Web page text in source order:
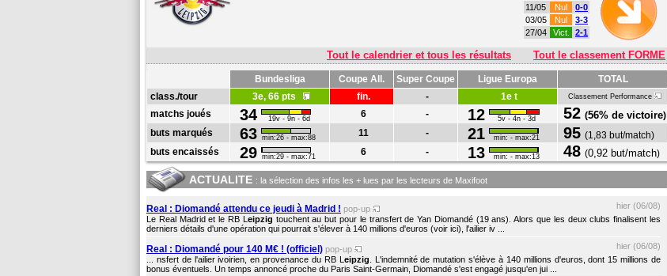
11/05
Nul
0-0
03/05
Nul
3-3
27/04
Vict. 2-1
Tout le calendrier et tous les résultats Tout le classement FORME
Bundesliga Coupe All. Super Coupe Ligue Europa
TOTAL
class./tour
3e, 66 pts fin. - 1e t Classement Performance
matchs joués 34 19v - 9n - 6d 6 - 12 5v - 4n - 3d 52 (56% de victoire)
buts marqués
63 min:26 - max:88 11 - 21 min: - max:21 95 (1,83 but/match)
buts encaissés
29 min:29 - max:71 6 - 13 min: - max:13 48 (0,92 but/match)
ACTUALITE : la sélection des infos les + lues par les lecteurs de Maxifoot
Real : Diomandé attendu ce jeudi à Madrid ! pop-up
hier (06/08)
Le Real Madrid et le RB L eipzig touchent au but pour le transfert de Yan Diomandé (19 ans). Alors que les deux clubs finalisent les
derniers détails d'une opération qui pourrait s'élever à 140 millions d'euros (voir ici), l'ailier iv ...
Real : Diomandé pour 140 M€ ! (officiel) pop-up
hier (06/08)
... nsfert de l'ailier ivoirien, en provenance du RB L eipzig . L'indemnité de mutation s'élève à 140 millions d'euros, dont 15 millions de
bonus éventuels. Un temps annoncé proche du Paris Saint-Germain, Diomandé s'est engagé jusqu'en jui ...